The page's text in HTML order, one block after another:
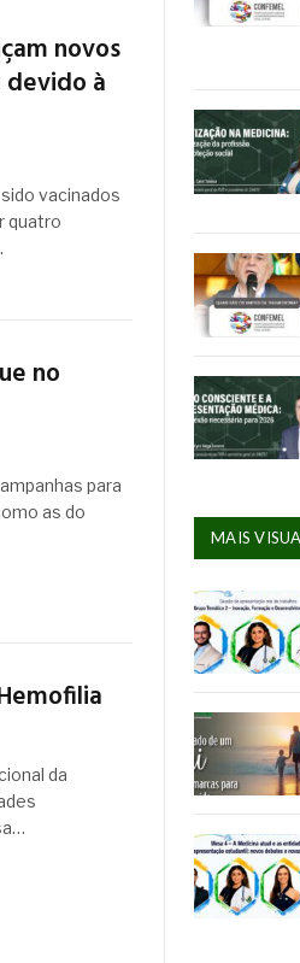
novos
devido à
vacinados
quatro
no
para
as do
da
MAIS